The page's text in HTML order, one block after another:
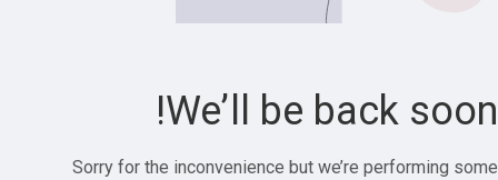
We’ll be back soon!
Sorry for the inconvenience but we’re performing some